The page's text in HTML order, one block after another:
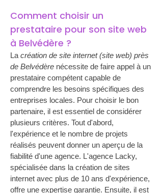
Comment choisir un
prestataire pour son site web
à Belvédère ?
La création de site internet (site web) près
de Belvédère nécessite de faire appel à un
prestataire compétent capable de
comprendre les besoins spécifiques des
entreprises locales. Pour choisir le bon
partenaire, il est essentiel de considérer
plusieurs critères. Tout d'abord,
l'expérience et le nombre de projets
réalisés peuvent donner un aperçu de la
fiabilité d'une agence. L'agence Lacky,
spécialisée dans la création de sites
internet avec plus de 10 ans d'expérience,
offre une expertise garantie. Ensuite, il est